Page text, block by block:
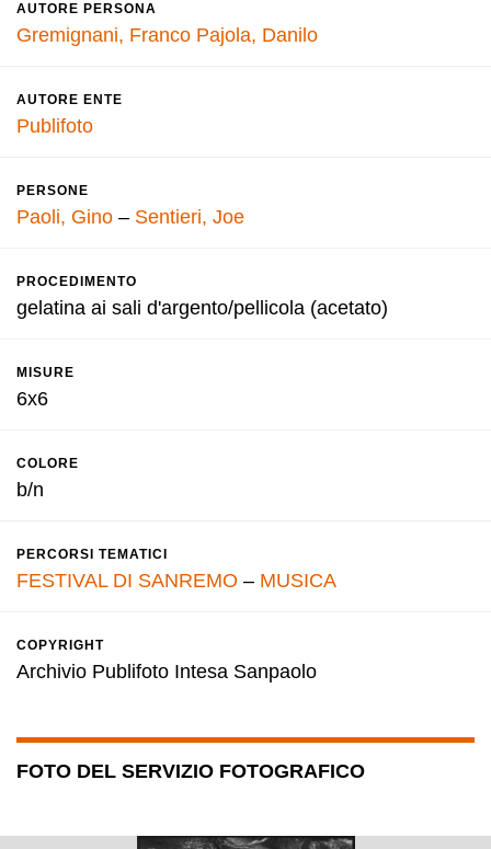
AUTORE PERSONA
Gremignani, Franco Pajola, Danilo
AUTORE ENTE
Publifoto
PERSONE
Paoli, Gino – Sentieri, Joe
PROCEDIMENTO
gelatina ai sali d'argento/pellicola (acetato)
MISURE
6x6
COLORE
b/n
PERCORSI TEMATICI
FESTIVAL DI SANREMO – MUSICA
COPYRIGHT
Archivio Publifoto Intesa Sanpaolo
FOTO DEL SERVIZIO FOTOGRAFICO